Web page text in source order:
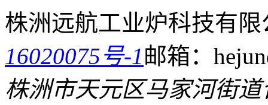
株洲远航工业炉科技有限
16020075号-1邮箱：
株洲市天元区马家河街